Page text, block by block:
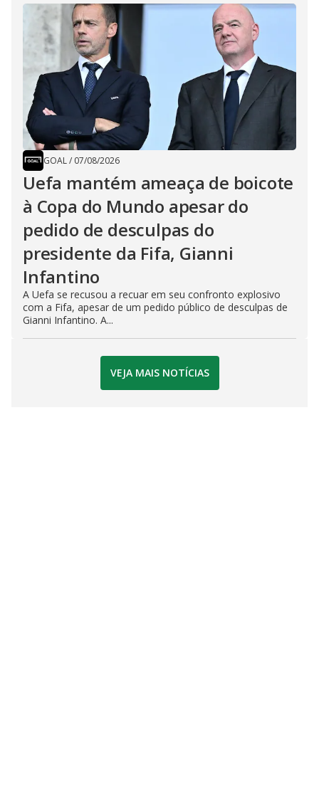
GOAL/ 07/08/2026
Uefa mantém ameaça de boicote
à Copa do Mundo apesar do
pedido de desculpas do
presidente da Fifa, Gianni
Infantino
A Uefa se recusou a recuar em seu confronto explosivo
com a Fifa, apesar de um pedido público de desculpas de
Gianni Infantino. A...
VEJA MAIS NOTÍCIAS